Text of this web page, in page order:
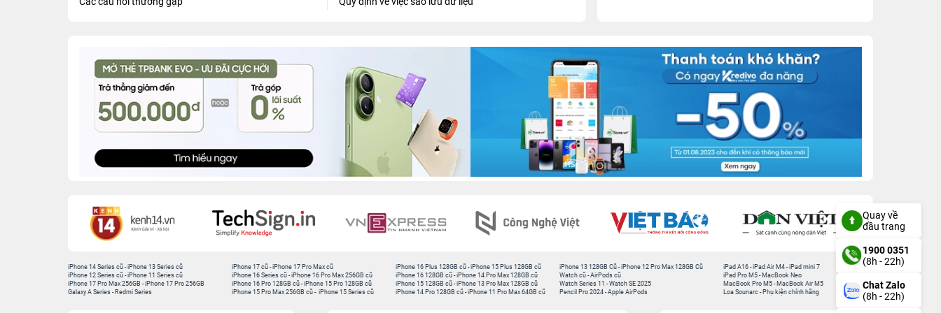
iPhone 14 Series cũ -iPhone 13 Series cũ
iPhone 12 Series cũ -iPhone 11 Series cũ
iPhone 17 Pro Max 256GB -iPhone 17 Pro 256GB
Galaxy A Series - Redmi Series
iPhone 17 cũ -iPhone 17 Pro Max cũ
iPhone 16 Series cũ - iPhone 16 Pro Max 256GB cũ
iPhone 16 Pro 128GB cũ -iPhone 15 Pro 128GB cũ
iPhone 15 Pro Max 256GB cũ - iPhone 15 Series cũ
iPhone 16 Plus 128GB cũ -iPhone 15 Plus 128GB cũ
iPhone 16 128GB cũ -iPhone 14 Pro Max 128GB cũ
iPhone 15 128GB cũ -iPhone 13 Pro Max 128GB cũ
iPhone 14 Pro 128GB cũ -iPhone 11 Pro Max 64GB cũ
iPhone 13 128GB Cũ -iPhone 12 Pro Max 128GB Cũ
Watch cũ -AirPods cũ
Watch Series 11 -Watch SE 2025
Pencil Pro 2024 -Apple AirPods
iPad A16 -iPad Air M4 -iPad mini 7
iPad Pro M5 - MacBook Neo
MacBook Pro M5 - MacBook Air M5
Loa Sounarc - Phụ kiện chính hãng
Quay về
đầu trang
1900 0351
(8h - 22h)
Chat Zalo
(8h - 22h)